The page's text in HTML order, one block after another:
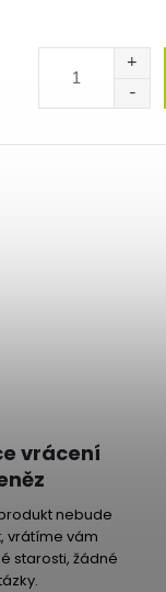
vrácení
nebude
vrátíme vám
starosti, žádné